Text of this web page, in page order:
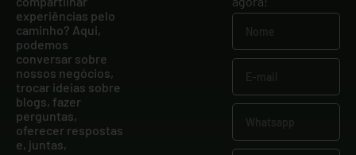
experiências pelo
caminho? Aqui,
podemos
conversar sobre
nossos negócios,
trocar ideias sobre
blogs, fazer
perguntas,
oferecer respostas
e, juntas,